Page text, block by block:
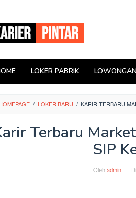
LOKER PABRIK
/ LOKER BARU / KARIR TERBARU
Terbaru
SIP
Olehadmin